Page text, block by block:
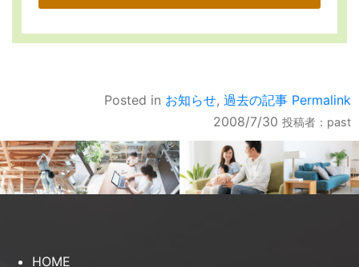
Posted in お知らせ, 過去の記事 Permalink
2008/7/30 投稿者： past
HOME